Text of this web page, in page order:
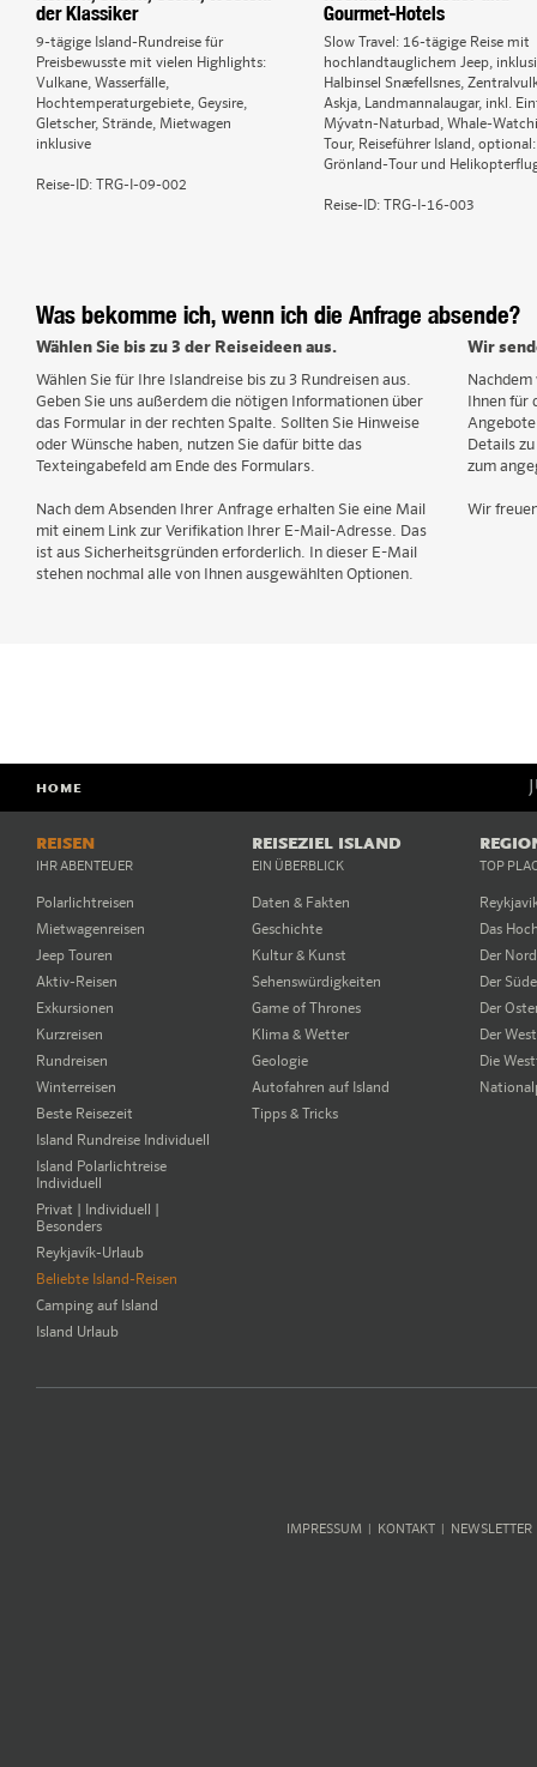
der Klassiker
9-tägige Island-Rundreise für
Preisbewusste mit vielen Highlights:
Vulkane, Wasserfälle,
Hochtemperaturgebiete, Geysire,
Gletscher, Strände, Mietwagen
inklusive
Reise-ID: TRG-I-09-002
Gourmet-Hotels
Slow Travel: 16-tägige Reise mit
hochlandtauglichem Jeep,
Halbinsel Snæfellsnes,
Askja, Landmannalaugar, inkl.
Mývatn-Naturbad, Whale-
Tour, Reiseführer Island, optional:
Grönland-Tour und
Reise-ID: TRG-I-16-003
Was bekomme ich, wenn ich die Anfrage absende?
Wählen Sie bis zu 3 der Reiseideen aus.
Wählen Sie für Ihre Islandreise bis zu 3 Rundreisen aus.
Geben Sie uns außerdem die nötigen Informationen über
das Formular in der rechten Spalte. Sollten Sie Hinweise
oder Wünsche haben, nutzen Sie dafür bitte das
Texteingabefeld am Ende des Formulars.
Nach dem Absenden Ihrer Anfrage erhalten Sie eine Mail
mit einem Link zur Verifikation Ihrer E-Mail-Adresse. Das
ist aus Sicherheitsgründen erforderlich. In dieser E-Mail
stehen nochmal alle von Ihnen ausgewählten Optionen.
Wir
Ihnen
Angebote
Details
zum
Wir
HOME
REISEN
IHR ABENTEUER
Polarlichtreisen
Mietwagenreisen
Jeep Touren
Aktiv-Reisen
Exkursionen
Kurzreisen
Rundreisen
Winterreisen
Beste Reisezeit
Island Rundreise Individuell
Island Polarlichtreise
Individuell
Privat | Individuell |
Besonders
Reykjavík-Urlaub
Beliebte Island-Reisen
Camping auf Island
Island Urlaub
REISEZIEL ISLAND
EIN ÜBERBLICK
Daten & Fakten
Geschichte
Kultur & Kunst
Sehenswürdigkeiten
Game of Thrones
Klima & Wetter
Geologie
Autofahren auf Island
Tipps & Tricks
TOP
Das
Der
Der
Der
Der
Die
IMPRESSUM KONTAKT NEWSLETTER